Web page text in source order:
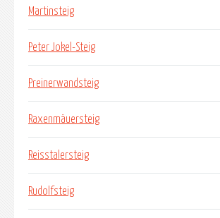
Martinsteig
Peter Jokel-Steig
Preinerwandsteig
Raxenmäuersteig
Reisstalersteig
Rudolfsteig